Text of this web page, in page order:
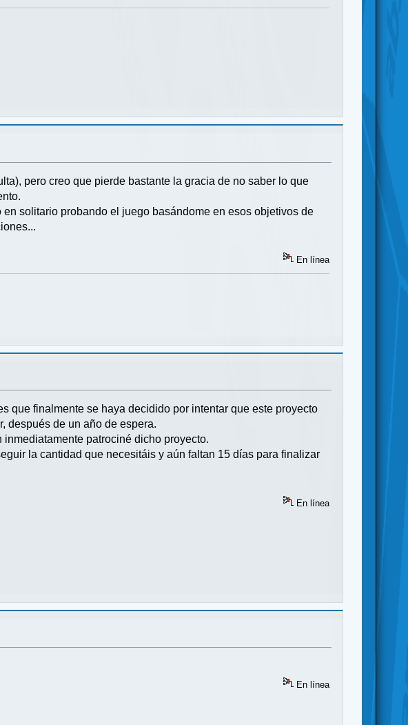
pero creo que pierde bastante la gracia de no saber lo que
solitario probando el juego basándome en esos objetivos de
En línea
que finalmente se haya decidido por intentar que este proyecto
después de un año de espera.
patrociné dicho proyecto.
la cantidad que necesitáis y aún faltan 15 días para finalizar
En línea
En línea